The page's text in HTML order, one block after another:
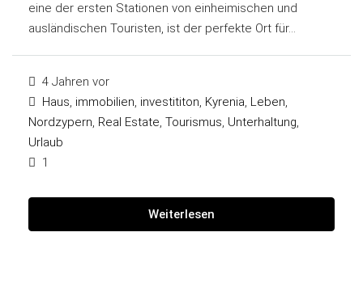
eine der ersten Stationen von einheimischen und
ausländischen Touristen, ist der perfekte Ort für...
4 Jahren vor
Haus, immobilien, investititon, Kyrenia, Leben,
Nordzypern, Real Estate, Tourismus, Unterhaltung,
Urlaub
1
Weiterlesen